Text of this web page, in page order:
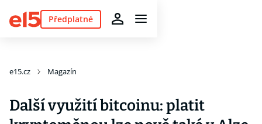
Předplatné
e15.cz Magazín
Další využití bitcoinu: platit